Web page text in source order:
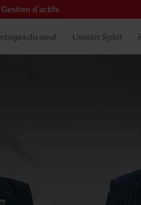
Gestion d'actifs
du neuf L'esprit Spirit